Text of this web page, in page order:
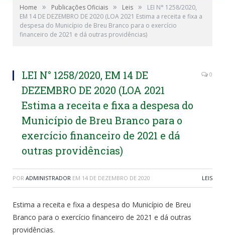
Home » Publicações Oficiais » Leis »
LEI N° 1258/2020,
EM 14 DE DEZEMBRO DE 2020 (LOA 2021 Estima a receita e fixa a
despesa do Município de Breu Branco para o exercício
financeiro de 2021 e dá outras providências)
LEI N° 1258/2020, EM 14 DE
DEZEMBRO DE 2020 (LOA 2021
Estima a receita e fixa a despesa do
Município de Breu Branco para o
exercício financeiro de 2021 e dá
outras providências)
0
POR ADMINISTRADOR EM 14 DE DEZEMBRO DE 2020 LEIS
Estima a receita e fixa a despesa do Município de Breu
Branco para o exercício financeiro de 2021 e dá outras
providências.